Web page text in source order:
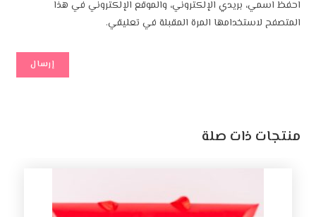
احفظ اسمي، بريدي الإلكتروني، والموقع الإلكتروني في هذا
المتصفح لاستخدامها المرة المقبلة في تعليقي.
منتجات ذات صلة